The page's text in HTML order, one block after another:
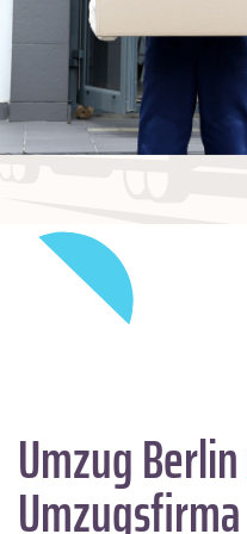
Umzug Berlin
Umzugsfirma